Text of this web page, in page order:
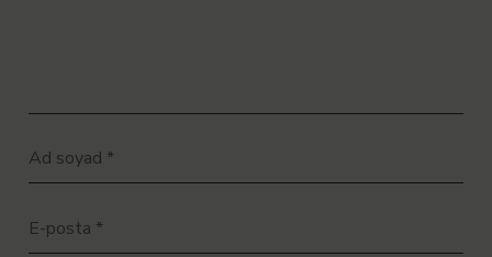
Ad soyad *
E-posta *